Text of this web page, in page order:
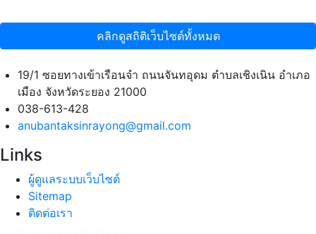
คลิกดูสถิติเว็บไซต์ทั้งหมด
19/1 ซอยทางเข้าเรือนจำ ถนนจันทอุดม ตำบลเชิงเนิน อำเภอ
เมือง จังหวัดระยอง 21000
038-613-428
anubantaksinrayong@gmail.com
Links
ผู้ดูแลระบบเว็บไซต์
Sitemap
ติดต่อเรา